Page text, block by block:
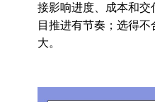
接影响进度、成本和
目推进有节奏；选得
大。